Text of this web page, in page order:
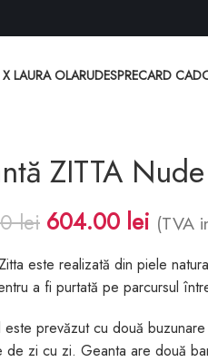
LAURA OLARUDESPRECARD
ZITTA Nude
lei 604.00 lei (TVA
este realizată din piele
a fi purtată pe parcursul
este prevăzut cu două
de zi cu zi. Geanta are două